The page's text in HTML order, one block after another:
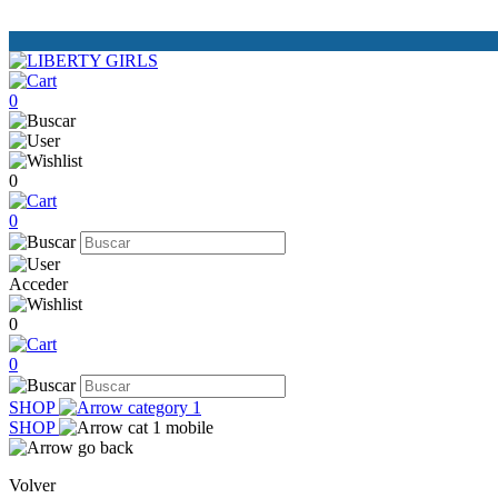
0
0
0
Acceder
0
0
SHOP
SHOP
Volver